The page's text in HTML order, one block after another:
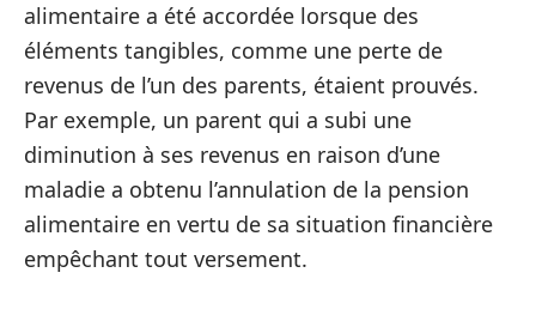
alimentaire a été accordée lorsque des
éléments tangibles, comme une perte de
revenus de l’un des parents, étaient prouvés.
Par exemple, un parent qui a subi une
diminution à ses revenus en raison d’une
maladie a obtenu l’annulation de la pension
alimentaire en vertu de sa situation financière
empêchant tout versement.